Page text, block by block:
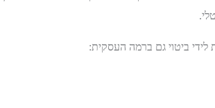
ביטוי גם ברמה העסקית: